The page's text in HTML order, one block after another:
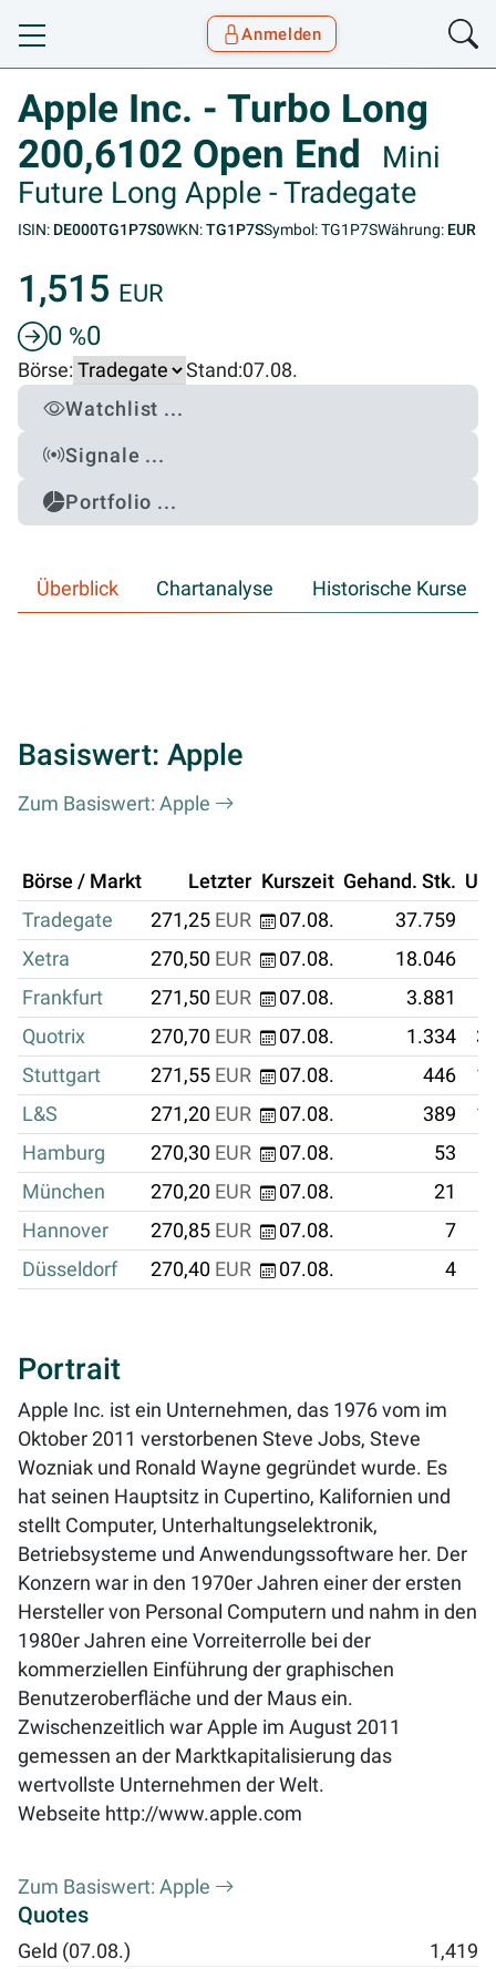
Toggle navigation
Anmelden
Apple Inc. - Turbo Long
200,6102 Open End
Mini
Future Long Apple - Tradegate
ISIN: DE000TG1P7S0WKN:TG1P7SSymbol: TG1P7SWährung: EUR
1,515 EUR
0 %0
Börse: Stand:07.08.
Watchlist ...
Signale ...
Portfolio ...
Überblick Chartanalyse Historische Kurse
Basiswert: Apple
Zum Basiswert: Apple
Börse / Markt Letzter Kurszeit Gehand. Stk.
Tradegate
271,25 EUR 07.08. 37.759
Xetra
270,50 EUR 07.08. 18.046
Frankfurt
271,50 EUR 07.08. 3.881
Quotrix
270,70 EUR 07.08. 1.334
Stuttgart
271,55 EUR 07.08. 446
L&S
271,20 EUR 07.08. 389
Hamburg
270,30 EUR 07.08. 53
München
270,20 EUR 07.08.
21
Hannover
270,85 EUR 07.08.
7
Düsseldorf
270,40 EUR 07.08. 4
Portrait
Apple Inc. ist ein Unternehmen, das 1976 vom im
Oktober 2011 verstorbenen Steve Jobs, Steve
Wozniak und Ronald Wayne gegründet wurde. Es
hat seinen Hauptsitz in Cupertino, Kalifornien und
stellt Computer, Unterhaltungselektronik,
Betriebsysteme und Anwendungssoftware her. Der
Konzern war in den 1970er Jahren einer der ersten
Hersteller von Personal Computern und nahm in den
1980er Jahren eine Vorreiterrolle bei der
kommerziellen Einführung der graphischen
Benutzeroberfläche und der Maus ein.
Zwischenzeitlich war Apple im August 2011
gemessen an der Marktkapitalisierung das
wertvollste Unternehmen der Welt.
Webseite http://www.apple.com
Zum Basiswert: Apple
Quotes
Geld (07.08.)
1,419